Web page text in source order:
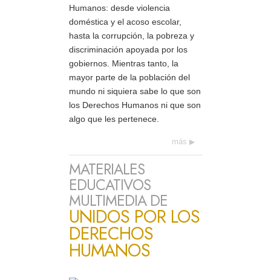
Humanos: desde violencia
doméstica y el acoso escolar,
hasta la corrupción, la pobreza y
discriminación apoyada por los
gobiernos. Mientras tanto, la
mayor parte de la población del
mundo ni siquiera sabe lo que son
los Derechos Humanos ni que son
algo que les pertenece.
más
MATERIALES
EDUCATIVOS
MULTIMEDIA DE
UNIDOS POR LOS
DERECHOS
HUMANOS